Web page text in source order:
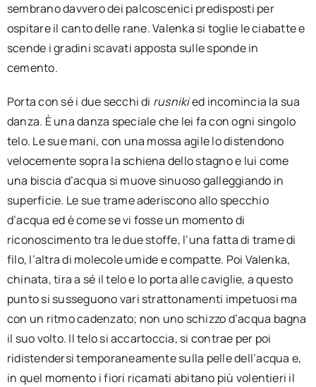
sembrano davvero dei palcoscenici predisposti per
ospitare il canto delle rane. Valenka si toglie le ciabatte e
scende i gradini scavati apposta sulle sponde in
cemento.
Porta con sé i due secchi di rusnikied incomincia la sua
danza. È una danza speciale che lei fa con ogni singolo
telo. Le sue mani, con una mossa agile lo distendono
velocemente sopra la schiena dello stagno e lui come
una biscia d’acqua si muove sinuoso galleggiando in
superficie. Le sue trame aderiscono allo specchio
d’acqua ed è come se vi fosse un momento di
riconoscimento tra le due stoffe, l’una fatta di trame di
filo, l’altra di molecole umide e compatte. Poi Valenka,
chinata, tira a sé il telo e lo porta alle caviglie, a questo
punto si susseguono vari strattonamenti impetuosi ma
con un ritmo cadenzato; non uno schizzo d’acqua bagna
il suo volto. Il telo si accartoccia, si contrae per poi
ridistendersi temporaneamente sulla pelle dell’acqua e,
in quel momento i fiori ricamati abitano più volentieri il